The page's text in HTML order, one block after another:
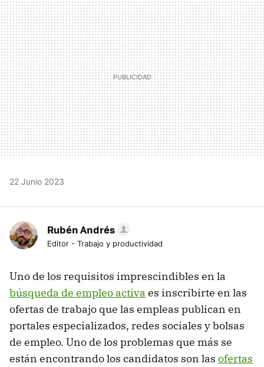
MAIL
22 Junio 2023
Rubén Andrés
Editor - Trabajo y productividad
Uno de los requisitos imprescindibles en la
búsqueda de empleo activa es inscribirte en las
ofertas de trabajo que las empleas publican en
portales especializados, redes sociales y bolsas
de empleo. Uno de los problemas que más se
están encontrando los candidatos son las ofertas